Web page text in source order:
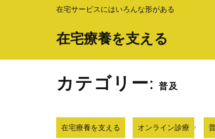
在宅サービスにはいろんな形がある
在宅療養を支える
カテゴリー: 普及
在宅療養を支える オンライン診療 ,